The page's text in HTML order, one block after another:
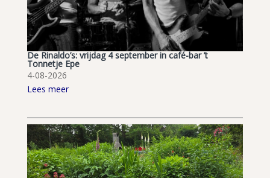
De Rinaldo’s: vrijdag 4 september in café-bar ’t
Tonnetje Epe
4-08-2026
Lees meer